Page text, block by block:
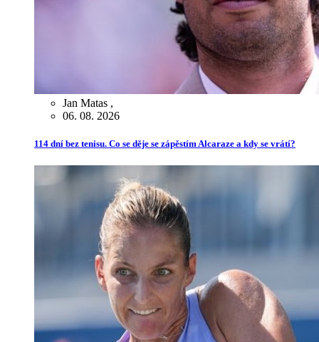
Jan Matas ,
06. 08. 2026
114 dní bez tenisu. Co se děje se zápěstím Alcaraze a kdy se vrátí?